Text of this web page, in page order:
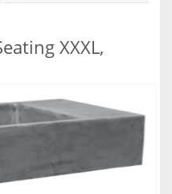
XXXL,